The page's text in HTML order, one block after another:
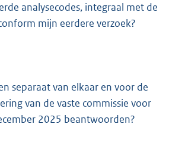
analysecodes, integraal met de
mijn eerdere verzoek?
separaat van elkaar en voor de
van de vaste commissie voor
2025 beantwoorden?